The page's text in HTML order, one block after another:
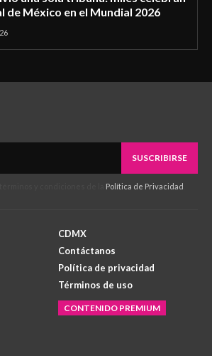
de México en el Mundial 2026
SUSCRIBIRSE
Política de Privacidad
CDMX
Contáctanos
Política de privacidad
Términos de uso
CONTENIDO PREMIUM